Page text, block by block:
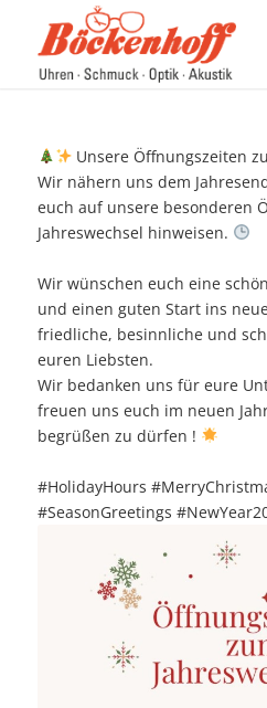
Unsere Öffnungszeiten
Wir nähern uns dem
euch auf unsere besonderen
Jahreswechsel hinweisen.
Wir wünschen euch eine
und einen guten Start ins
friedliche, besinnliche und
euren Liebsten.
Wir bedanken uns für eure
freuen uns euch im neuen
begrüßen zu dürfen !
#HolidayHours
#SeasonGreetings